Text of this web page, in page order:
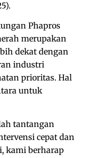
Phapros
merupakan
dekat dengan
industri
prioritas. Hal
untuk
tantangan
cepat dan
kami berharap